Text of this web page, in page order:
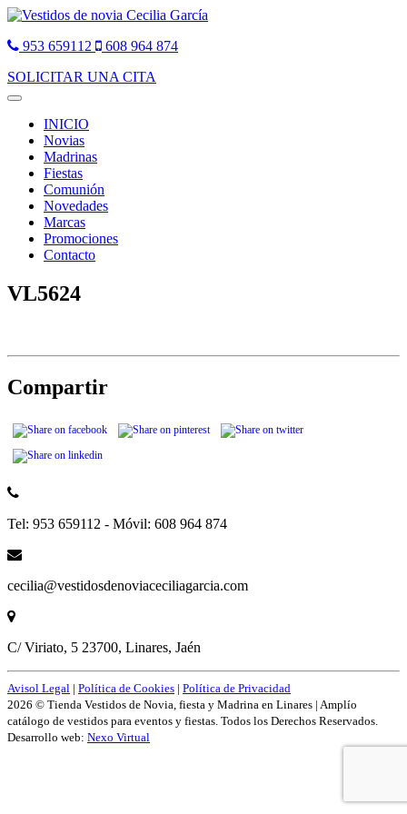
953 659112
608 964 874
SOLICITAR UNA CITA
Toggle
navigationINICIO
Novias
Madrinas
Fiestas
Comunión
Novedades
Marcas
Promociones
Contacto
VL5624
Compartir
Tel: 953 659112 - Móvil: 608 964 874
cecilia@vestidosdenoviaceciliagarcia.com
C/ Viriato, 5 23700, Linares, Jaén
Avisol Legal | Política de Cookies | Política de Privacidad
2026 © Tienda Vestidos de Novia, fiesta y Madrina en Linares | Amplío
catálogo de vestidos para eventos y fiestas. Todos los Derechos Reservados.
Desarrollo web: Nexo Virtual